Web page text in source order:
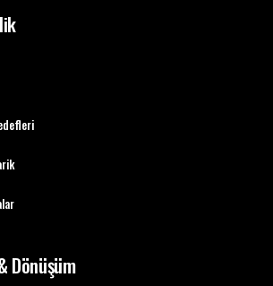
Dönüşüm